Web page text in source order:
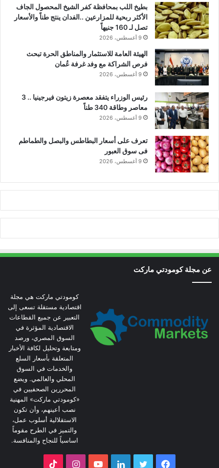
بطيخ اللب بمحافظة كفر الشيخ المحصول الجاف
الأكثر ربحية للمزارعين ..الفدان ينتج طناً والأسعار
تصل لـ 160 جنيهاً
9 أغسطس، 2026
الهيئة العامة للاستثمار والمناطق الحرة تبحث
فرص الشراكة مع وفد غرفة عُمان
9 أغسطس، 2026
رئيس الوزراء يتفقد معصرة زيتون فيرجينيا .. 3
معاصر وطاقة 340 طناً
9 أغسطس، 2026
تعرف على أسعار البطاطس والبصل والطماطم
فى سوق العبور
9 أغسطس، 2026
عن مجلة كومودتي ماركت
كومودتي ماركت هي مجلة
اقتصادية مستقلة تسعى إلى
التعبير عن جميع القطاعات
الاقتصادية المؤثرة في
السوق المصري، ورصد
ومتابعة وتحليل لكافة الأخبار
المتعلقة بأسعار السلع
والخدمات في السوق
المحلي والعالمي. ويضع
المحررين الصحفيين في
«كومودتي ماركت» المهنية
نصب أعينهم، وأن تكون
الاستقلالية أسلوب عمل،
والتميز في الطرح مقوماً
اساسياً للنجاح والمنافسة.
فيسبوك تويتر لينكدإنيوتيوبانستقرام